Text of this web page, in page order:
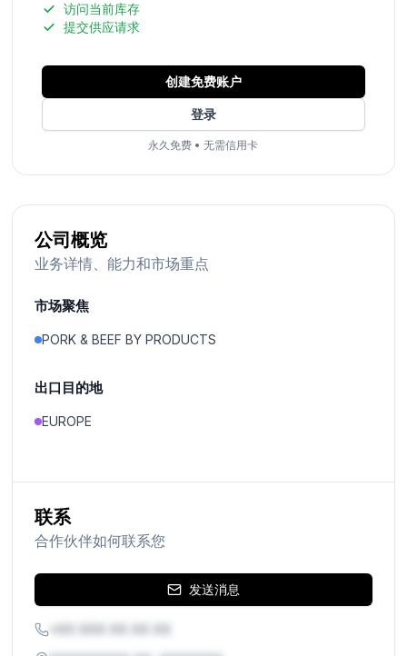
访问当前库存
提交供应请求
创建免费账户
登录
永久免费 •无需信用卡
公司概览
业务详情、能力和市场重点
市场聚焦
PORK & BEEF BY PRODUCTS
出口目的地
EUROPE
联系
合作伙伴如何联系您
发送消息